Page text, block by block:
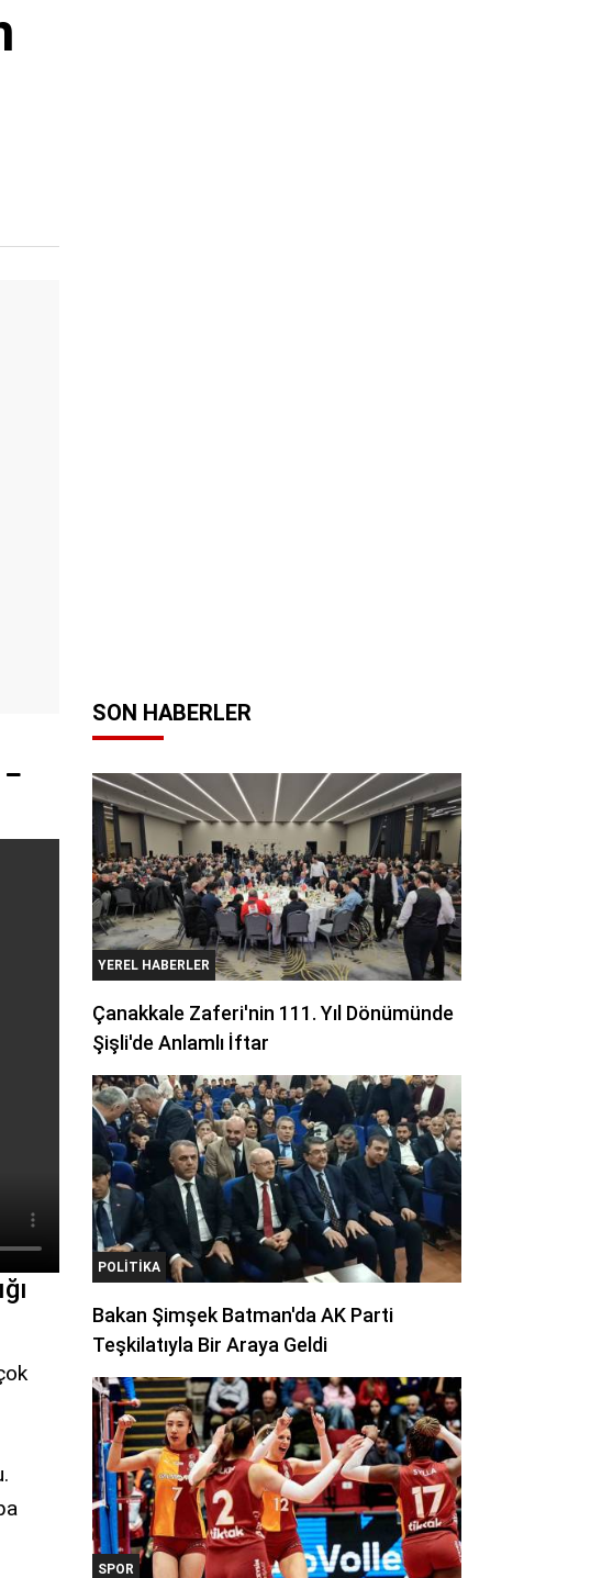
SON HABERLER
YEREL HABERLER
Çanakkale Zaferi'nin 111. Yıl Dönümünde
Şişli'de Anlamlı İftar
POLITIKA
Bakan Şimşek Batman'da AK Parti
Teşkilatıyla Bir Araya Geldi
SPOR